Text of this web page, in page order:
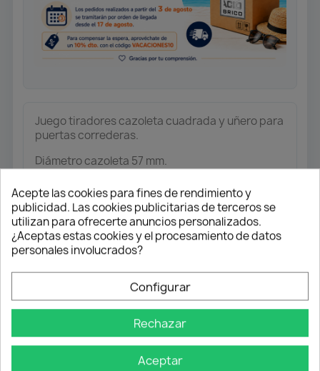
Juego tiradores cazoleta cuadrada y uñero para
puertas correderas.
Diámetro cazoleta 57 mm.
Acabados: Niquel Satinado / Negro
Envío gratuito
Desde 50 € en península
Acepte las cookies para fines de rendimiento y
publicidad. Las cookies publicitarias de terceros se
utilizan para ofrecerte anuncios personalizados.
¿Aceptas estas cookies y el procesamiento de datos
personales involucrados?
Configurar
Rechazar
Aceptar